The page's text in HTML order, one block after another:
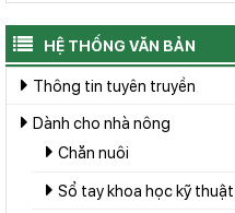
HỆ THỐNG VĂN BẢN
Thông tin tuyên truyền
Dành cho nhà nông
Chăn nuôi
Sổ tay khoa học kỹ thuật